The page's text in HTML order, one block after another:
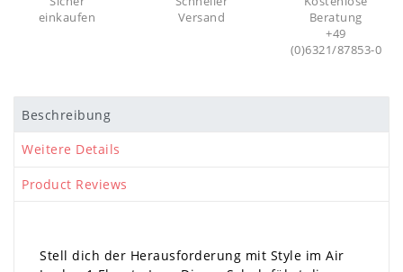
einkaufen
Versand
Beratung
+49
(0)6321/87853-0
Beschreibung
Weitere Details
Product Reviews
Stell dich der Herausforderung mit Style im Air